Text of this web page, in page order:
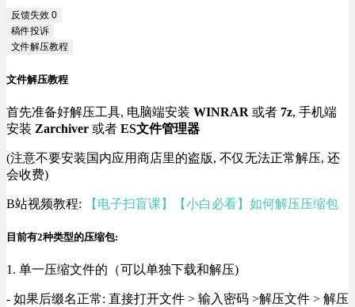
反馈失效 0
稿件投诉
文件解压教程
文件解压教程
首先准备好解压工具, 电脑端安装 WINRAR 或者 7z, 手机端
安装 Zarchiver 或者 ES文件管理器
(注意不要安装国内应用商店里的盗版, 不仅无法正常解压, 还
会收费)
B站视频教程: 【电子扫盲课】【小白必看】如何解压压缩包
目前有2种类型的压缩包:
1. 单一压缩文件的（可以单独下载和解压)
- 如果后缀名正常: 直接打开文件 > 输入密码 >解压文件 > 解压